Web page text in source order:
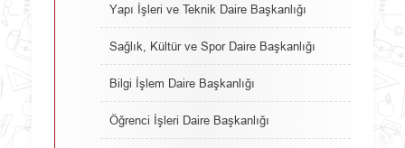
Yapı İşleri ve Teknik Daire Başkanlığı
Sağlık, Kültür ve Spor Daire Başkanlığı
Bilgi İşlem Daire Başkanlığı
Öğrenci İşleri Daire Başkanlığı